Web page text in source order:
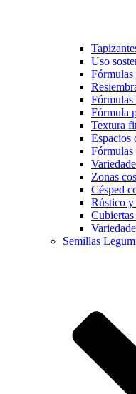
Uso
Fórmulas
Fórmula
Textura
Espacios
Fórmulas
Zonas
Césped
Rústico y
Cubiertas
Semillas